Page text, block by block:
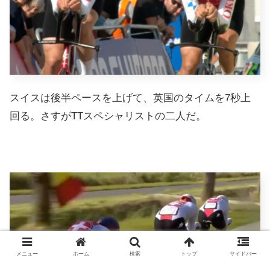
スイスは後半ペースを上げて、英国のタイムを7秒上
回る。さすがTTスペシャリストの二人だ。
メニュー ホーム 検索 トップ サイドバー